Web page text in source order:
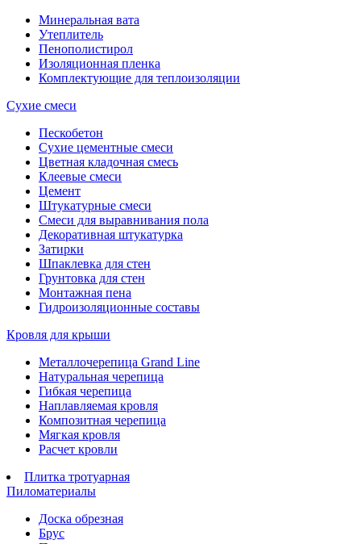
Минеральная вата
Утеплитель
Пенополистирол
Изоляционная пленка
Комплектующие для теплоизоляции
Сухие смеси
Пескобетон
Сухие цементные смеси
Цветная кладочная смесь
Клеевые смеси
Цемент
Штукатурные смеси
Смеси для выравнивания пола
Декоративная штукатурка
Затирки
Шпаклевка для стен
Грунтовка для стен
Монтажная пена
Гидроизоляционные составы
Кровля для крыши
Металлочерепица Grand Line
Натуральная черепица
Гибкая черепица
Наплавляемая кровля
Композитная черепица
Мягкая кровля
Расчет кровли
Плитка тротуарная
Пиломатериалы
Доска обрезная
Брус